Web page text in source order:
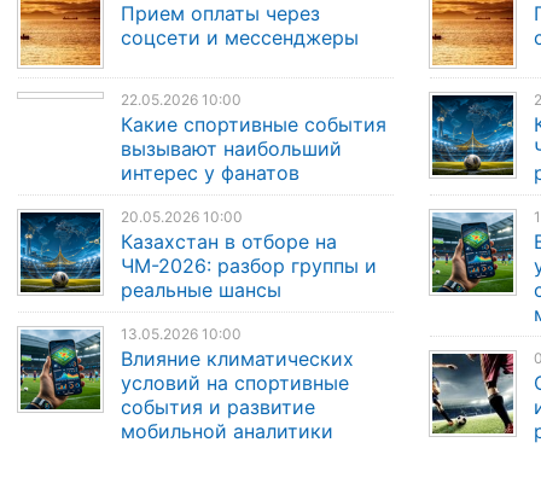
Прием оплаты через
соцсети и мессенджеры
22.05.2026 10:00
Какие спортивные события
вызывают наибольший
интерес у фанатов
20.05.2026 10:00
Казахстан в отборе на
ЧМ-2026: разбор группы и
реальные шансы
13.05.2026 10:00
Влияние климатических
условий на спортивные
события и развитие
мобильной аналитики